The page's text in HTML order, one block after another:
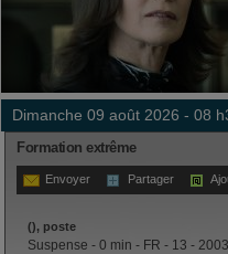
dimanche 09 août 2026 - 08
Formation extrême
Envoyer Partager
(), poste
Suspense - 0 min - FR - 13 - 2003